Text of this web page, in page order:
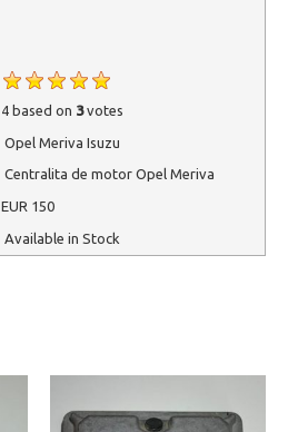
4based on 3votes
Opel Meriva Isuzu
Centralita de motor Opel Meriva
EUR 150
Available in Stock